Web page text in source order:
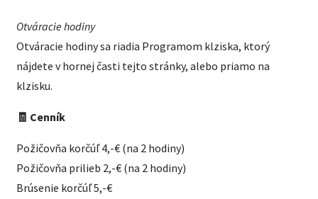
Otváracie hodiny
Otváracie hodiny sa riadia Programom klziska, ktorý
nájdete v hornej časti tejto stránky, alebo priamo na
klzisku.
🧾 Cenník
Požičovňa korčúľ 4,-€ (na 2 hodiny)
Požičovňa prilieb 2,-€ (na 2 hodiny)
Brúsenie korčúľ 5,-€